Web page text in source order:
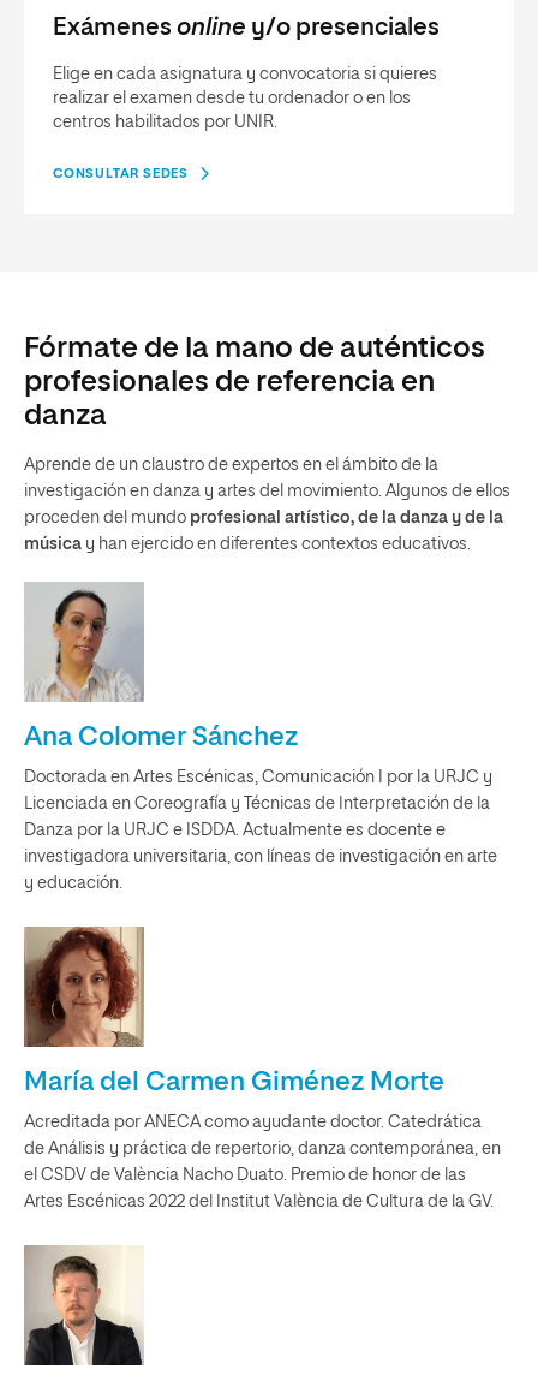
Exámenes online y/o presenciales
Elige en cada asignatura y convocatoria si quieres
realizar el examen desde tu ordenador o en los
centros habilitados por UNIR.
CONSULTAR SEDES
Fórmate de la mano de auténticos
profesionales de referencia en
danza
Aprende de un claustro de expertos en el ámbito de la
investigación en danza y artes del movimiento. Algunos de ellos
proceden del mundo profesional artístico, de la danza y de la
música y han ejercido en diferentes contextos educativos.
Ana Colomer Sánchez
Doctorada en Artes Escénicas, Comunicación I por la URJC y
Licenciada en Coreografía y Técnicas de Interpretación de la
Danza por la URJC e ISDDA. Actualmente es docente e
investigadora universitaria, con líneas de investigación en arte
y educación.
María del Carmen Giménez Morte
Acreditada por ANECA como ayudante doctor. Catedrática
de Análisis y práctica de repertorio, danza contemporánea, en
el CSDV de València Nacho Duato. Premio de honor de las
Artes Escénicas 2022 del Institut València de Cultura de la GV.